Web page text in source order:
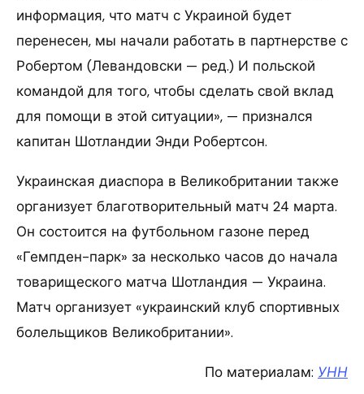
информация, что матч с Украиной будет
перенесен, мы начали работать в партнерстве с
Робертом (Левандовски — ред.) И польской
командой для того, чтобы сделать свой вклад
для помощи в этой ситуации», — признался
капитан Шотландии Энди Робертсон.
Украинская диаспора в Великобритании также
организует благотворительный матч 24 марта.
Он состоится на футбольном газоне перед
«Гемпден-парк» за несколько часов до начала
товарищеского матча Шотландия — Украина.
Матч организует «украинский клуб спортивных
болельщиков Великобритании».
По материалам: УНН